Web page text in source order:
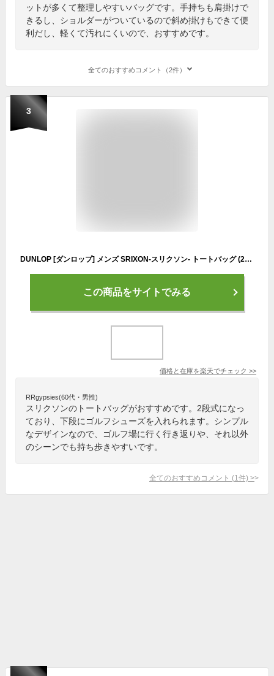
ットが多くて整理しやすいバッグです。手持ちも肩掛けで
きるし、ショルダーがついているので斜め掛けもできて便
利だし、軽くて汚れにくいので、おすすめです。
全てのおすすめコメント（2件）
3
DUNLOP [ダンロップ] メンズ SRIXON-スリクソン- トートバッグ (2段式) GGB-S151【2022年カタログ掲載モデル】
この商品をサイトでみる
価格と在庫を楽天でチェック >>
RRgypsies(60代・男性)
スリクソンのトートバッグがおすすめです。2段式になっ
ており、下段にゴルフシューズを入れられます。シンプル
なデザインなので、ゴルフ場に行く行き返りや、それ以外
のシーンでも持ち歩きやすいです。
全てのおすすめコメント (1 件) >